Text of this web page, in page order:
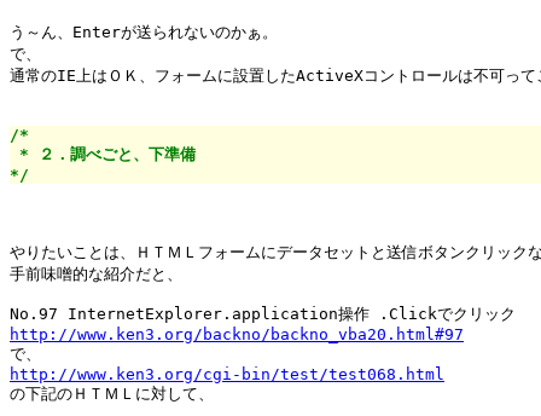
う～ん、Enterが送られないのかぁ。
で、
通常のIE上はＯＫ、フォームに設置したActiveXコントロールは不可って
/*
* ２．調べごと、下準備
*/
やりたいことは、ＨＴＭＬフォームにデータセットと送信ボタンクリック
手前味噌的な紹介だと、
http://www.ken3.org/backno/backno_vba20.html#97
http://www.ken3.org/cgi-bin/test/test068.html
の下記のＨＴＭＬに対して、